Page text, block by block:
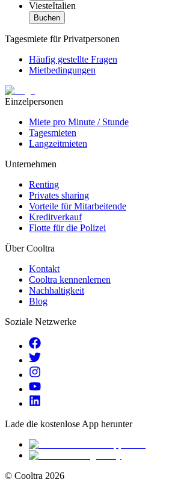
ViesteItalien
Buchen
Tagesmiete für Privatpersonen
Häufig gestellte Fragen
Mietbedingungen
Einzelpersonen
Miete pro Minute / Stunde
Tagesmieten
Langzeitmieten
Unternehmen
Renting
Privates sharing
Vorteile für Mitarbeitende
Kreditverkauf
Flotte für die Polizei
Über Cooltra
Kontakt
Cooltra kennenlernen
Nachhaltigkeit
Blog
Soziale Netzwerke
Lade die kostenlose App herunter
© Cooltra 2026